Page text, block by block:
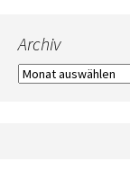
Archiv
Archiv